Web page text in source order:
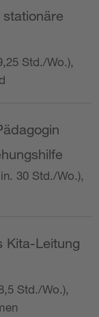
Std./Wo.),
30 Std./Wo.),
Kita-Leitung
Std./Wo.),